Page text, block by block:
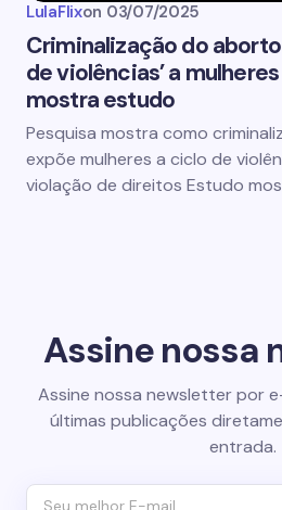
LulaFlixon 03/07/2025
Criminalização do
de violências’ a
mostra estudo
Pesquisa mostra como
expõe mulheres a ciclo de
violação de direitos Estudo
Assine nossa
Assine nossa newsletter por
últimas publicações
entrada.